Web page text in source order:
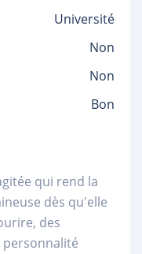
Université
Non
Non
Bon
qui rend la
dès qu'elle
des
personnalité